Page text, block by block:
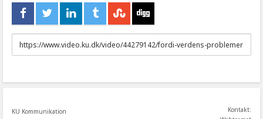
URL
to
KU Kommunikation
Kontakt: